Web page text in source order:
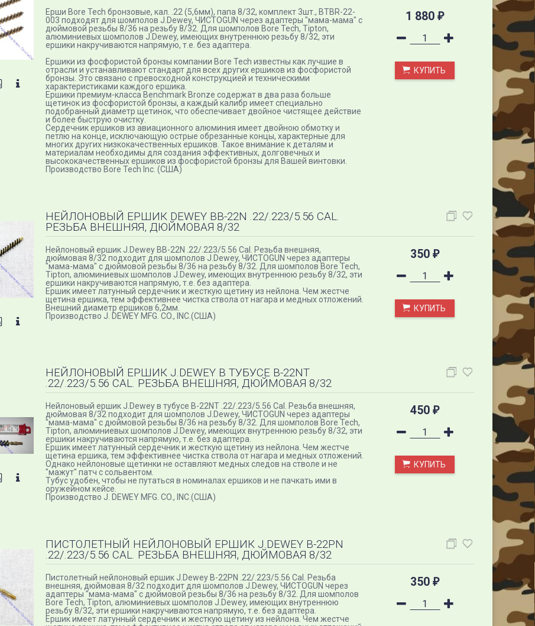
Ерши Bore Tech бронзовые, кал. .22 (5,6мм), папа 8/32, комплект 3шт., BTBR-22-
003 подходят для шомполов J.Dewey, ЧИСТОGUN через адаптеры "мама-мама" с
дюймовой резьбы 8/36 на резьбу 8/32. Для шомполов Bore Tech, Tipton,
алюминиевых шомполов J.Dewey, имеющих внутреннюю резьбу 8/32, эти
ершики накручиваются напрямую, т.е. без адаптера.
Ершики из фосфористой бронзы компании Bore Tech известны как лучшие в
отрасли и устанавливают стандарт для всех других ершиков из фосфористой
бронзы. Это связано с превосходной конструкцией и техническими
характеристиками каждого ершика.
Ершики премиум-класса Benchmark Bronze содержат в два раза больше
щетинок из фосфористой бронзы, а каждый калибр имеет специально
подобранный диаметр щетинок, что обеспечивает двойное чистящее действие
и более быструю очистку.
Сердечник ершиков из авиационного алюминия имеет двойною обмотку и
петлю на конце, исключающую острые обрезанные концы, характерные для
многих других низкокачественных ершиков. Такое внимание к деталям и
материалам необходимы для создания эффективных, долговечных и
высококачественных ершиков из фосфористой бронзы для Вашей винтовки.
Производство Bore Tech Inc. (США)
1 880₽
КУПИТЬ
НЕЙЛОНОВЫЙ ЕРШИК DEWEY BB-22N .22/.223/5.56 CAL.
РЕЗЬБА ВНЕШНЯЯ, ДЮЙМОВАЯ 8/32
Нейлоновый ершик J.Dewey BB-22N .22/.223/5.56 Cal. Резьба внешняя,
дюймовая 8/32 подходит для шомполов J.Dewey, ЧИСТОGUN через адаптеры
"мама-мама" с дюймовой резьбы 8/36 на резьбу 8/32. Для шомполов Bore Tech,
Tipton, алюминиевых шомполов J.Dewey, имеющих внутреннюю резьбу 8/32, эти
ершики накручиваются напрямую, т.е. без адаптера.
Ершик имеет латунный сердечник и жесткую щетину из нейлона. Чем жестче
щетина ершика, тем эффективнее чистка ствола от нагара и медных отложений.
Внешний диаметр ершиков 6,2мм.
Производство J. DEWEY MFG. CO., INC.(США)
350₽
КУПИТЬ
НЕЙЛОНОВЫЙ ЕРШИК J.DEWEY В ТУБУСЕ B-22NT
.22/.223/5.56 CAL. РЕЗЬБА ВНЕШНЯЯ, ДЮЙМОВАЯ 8/32
Нейлоновый ершик J.Dewey в тубусе B-22NT .22/.223/5.56 Cal. Резьба внешняя,
дюймовая 8/32 подходит для шомполов J.Dewey, ЧИСТОGUN через адаптеры
"мама-мама" с дюймовой резьбы 8/36 на резьбу 8/32. Для шомполов Bore Tech,
Tipton, алюминиевых шомполов J.Dewey, имеющих внутреннюю резьбу 8/32, эти
ершики накручиваются напрямую, т.е. без адаптера.
Ершик имеет латунный сердечник и жесткую щетину из нейлона. Чем жестче
щетина ершика, тем эффективнее чистка ствола от нагара и медных отложений.
Однако нейлоновые щетинки не оставляют медных следов на стволе и не
"мажут" патч с сольвентом.
Тубус удобен, чтобы не путаться в номиналах ершиков и не пачкать ими в
оружейном кейсе.
Производство J. DEWEY MFG. CO., INC.(США)
450₽
КУПИТЬ
ПИСТОЛЕТНЫЙ НЕЙЛОНОВЫЙ ЕРШИК J.DEWEY B-22PN
.22/.223/5.56 CAL. РЕЗЬБА ВНЕШНЯЯ, ДЮЙМОВАЯ 8/32
Пистолетный нейлоновый ершик J.Dewey B-22PN .22/.223/5.56 Cal. Резьба
внешняя, дюймовая 8/32 подходит для шомполов J.Dewey, ЧИСТОGUN через
адаптеры "мама-мама" с дюймовой резьбы 8/36 на резьбу 8/32. Для шомполов
Bore Tech, Tipton, алюминиевых шомполов J.Dewey, имеющих внутреннюю
резьбу 8/32, эти ершики накручиваются напрямую, т.е. без адаптера.
Ершик имеет латунный сердечник и жесткую щетину из нейлона. Чем жестче
350₽